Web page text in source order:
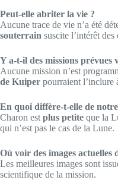
Peut-elle abriter la vie ?
Aucune trace de vie n’a été
souterrain suscite l’intérêt des
Y a-t-il des missions prévues
Aucune mission n’est
de Kuiper pourraient l’inclure
En quoi diffère-t-elle de
Charon est plus petite que la
qui n’est pas le cas de la Lune.
Où voir des images actuelles
Les meilleures images sont
scientifique de la mission.